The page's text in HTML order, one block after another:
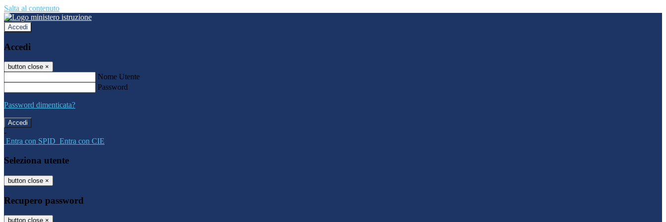
Salta al contenuto
Accedi
Accedi
button close ×
Nome Utente
Password
Password dimenticata?
-
Entra con SPID Entra con CIE
Seleziona utente
button close ×
Recupero password
button close ×